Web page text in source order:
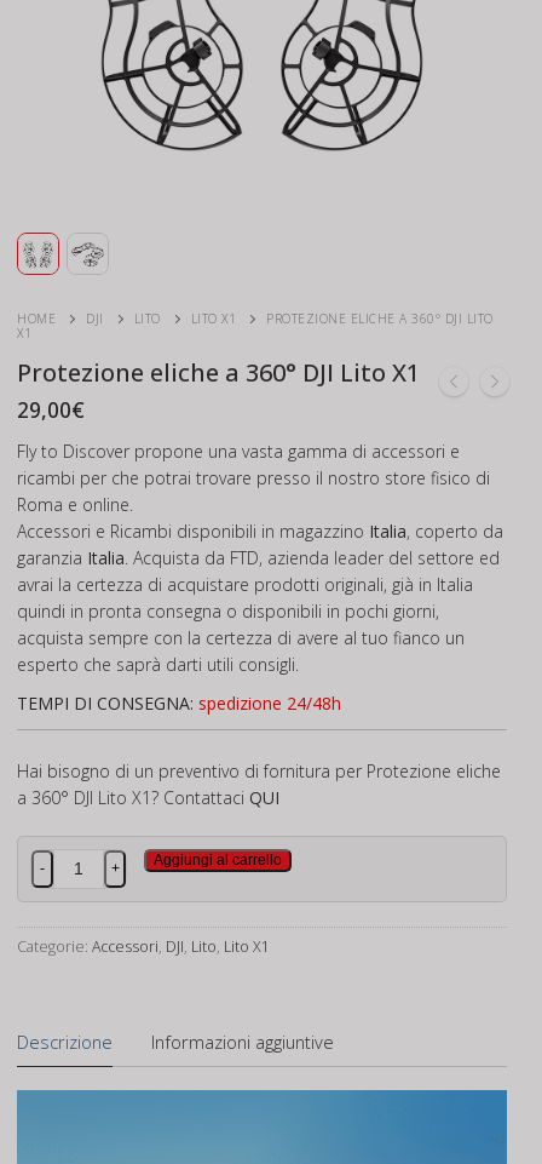
HOME DJI LITO LITO X1
PROTEZIONE ELICHE A 360° DJI LITO
X1
Protezione eliche a 360° DJI Lito X1
29,00€
Fly to Discover propone una vasta gamma di accessori e
ricambi per che potrai trovare presso il nostro store fisico di
Roma e online.
Accessori e Ricambi disponibili in magazzino Italia, coperto da
garanzia Italia. Acquista da FTD, azienda leader del settore ed
avrai la certezza di acquistare prodotti originali, già in Italia
quindi in pronta consegna o disponibili in pochi giorni,
acquista sempre con la certezza di avere al tuo fianco un
esperto che saprà darti utili consigli.
TEMPI DI CONSEGNA: spedizione 24/48h
Hai bisogno di un preventivo di fornitura per Protezione eliche
a 360° DJI Lito X1? Contattaci QUI
Protezione
eliche
360°
quantità
- +
Aggiungi al carrello
Categorie: Accessori, DJI, Lito, Lito X1
Descrizione Informazioni aggiuntive